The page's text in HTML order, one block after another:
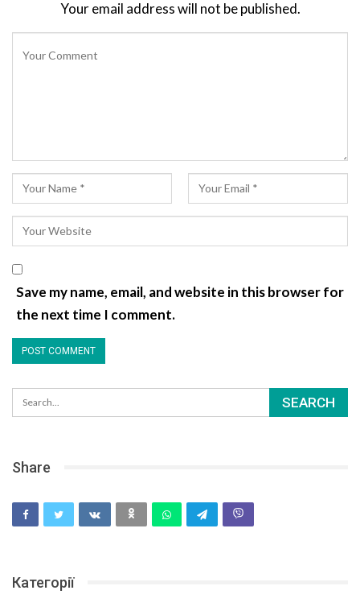
Your email address will not be published.
Save my name, email, and website in this browser for
the next time I comment.
Share
Категорії